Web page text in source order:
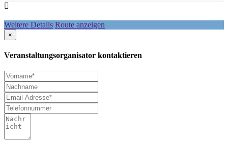
Weitere Details Route anzeigen
×
Veranstaltungsorganisator kontaktieren